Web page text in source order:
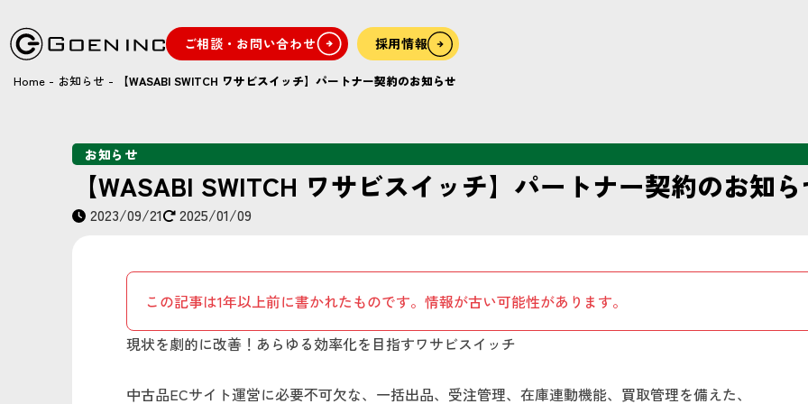
ご相談・お問い合わせ 採用情報
Home - お知らせ - 【WASABI SWITCH ワサビスイッチ】パートナー契約のお知らせ
お知らせ
【WASABI SWITCH ワサビスイッチ】パートナー契約のお知
2023/09/21 2025/01/09
この記事は1年以上前に書かれたものです。情報が古い可能性があります。
現状を劇的に改善！あらゆる効率化を目指すワサビスイッチ
中古品ECサイト運営に必要不可欠な、一括出品、受注管理、在庫連動機能、買取管理を備えた、